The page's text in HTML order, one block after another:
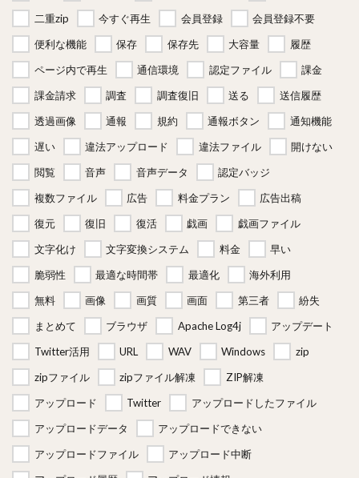
二重zip
今すぐ再生 会員登録
会員登録不要
便利な機能
保存 保存先 大容量
履歴
ページ内で再生
通信環境 認定ファイル
課金
課金請求
調査 調査復旧 送る
送信履歴
透過画像
通報 規約 通報ボタン
通知機能
遅い
違法アップロード 違法ファイル
開けない
閲覧
音声 音声データ
認定バッジ
複数ファイル
広告 料金プラン
広告出稿
復元
復旧 復活 戯画
戯画ファイル
文字化け
文字変換システム 料金
早い
脆弱性
最適な時間帯 最適化
海外利用
無料
画像 画質 画面 第三者
紛失
まとめて
ブラウザ Apache Log4j
アップデート
Twitter活用
URL WAV Windows
zip
zipファイル
zipファイル解凍
ZIP解凍
アップロード
Twitter
アップロードしたファイル
アップロードデータ
アップロードできない
アップロードファイル
アップロード中断